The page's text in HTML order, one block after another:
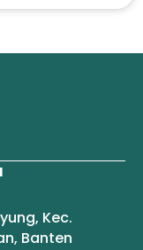
Kec.
Banten